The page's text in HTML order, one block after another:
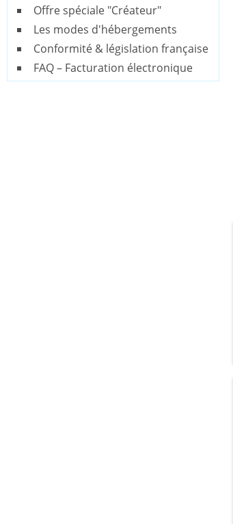
Offre spéciale "Créateur"
Les modes d'hébergements
Conformité & législation française
FAQ – Facturation électronique